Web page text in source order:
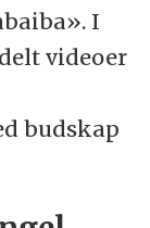
I
videoer
budskap